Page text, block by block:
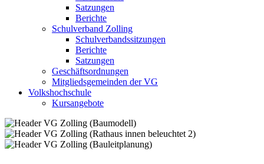
Satzungen
Berichte
Schulverband Zolling
Schulverbandssitzungen
Berichte
Satzungen
Geschäftsordnungen
Mitgliedsgemeinden der VG
Volkshochschule
Kursangebote